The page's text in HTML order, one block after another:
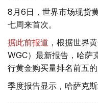
8月6日，世界市场现货
七周来首次。
据此前报道 ，根据世界
WGC）最新报告，哈萨
行黄金购买量排名前五的
季度报告显示，哈萨克